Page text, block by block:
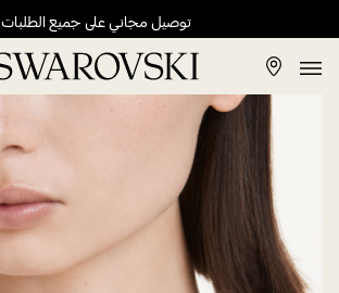
توصيل مجاني على جميع الطلبات